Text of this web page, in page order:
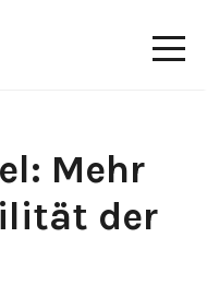
Mehr
der